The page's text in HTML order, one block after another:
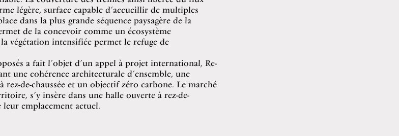
légère, surface capable d’accueillir de multiples
dans la plus grande séquence paysagère de la
de la concevoir comme un écosystème
végétation intensifiée permet le refuge de
a fait l’objet d’un appel à projet international, Re-
une cohérence architecturale d’ensemble, une
de-chaussée et un objectif zéro carbone. Le marché
s’y insère dans une halle ouverte à rez-de-
leur emplacement actuel.